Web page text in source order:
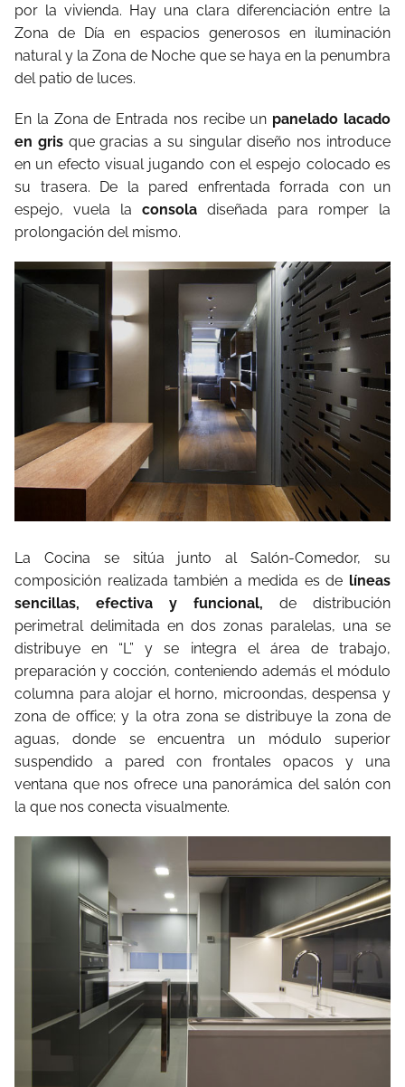
por la vivienda. Hay una clara diferenciación entre la
Zona de Día en espacios generosos en iluminación
natural y la Zona de Noche que se haya en la penumbra
del patio de luces.
En la Zona de Entrada nos recibe un panelado lacado
en grisque gracias a su singular diseño nos introduce
en un efecto visual jugando con el espejo colocado es
su trasera. De la pared enfrentada forrada con un
espejo, vuela la consola diseñada para romper la
prolongación del mismo.
La Cocina se sitúa junto al Salón-Comedor, su
composición realizada también a medida es de líneas
sencillas, efectiva y funcional, de distribución
perimetral delimitada en dos zonas paralelas, una se
distribuye en “L” y se integra el área de trabajo,
preparación y cocción, conteniendo además el módulo
columna para alojar el horno, microondas, despensa y
zona de office; y la otra zona se distribuye la zona de
aguas, donde se encuentra un módulo superior
suspendido a pared con frontales opacos y una
ventana que nos ofrece una panorámica del salón con
la que nos conecta visualmente.